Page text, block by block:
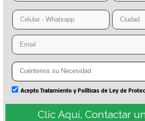
Acepto Tratamiento y Políticas de Ley de
Clic Aquí, Contactar